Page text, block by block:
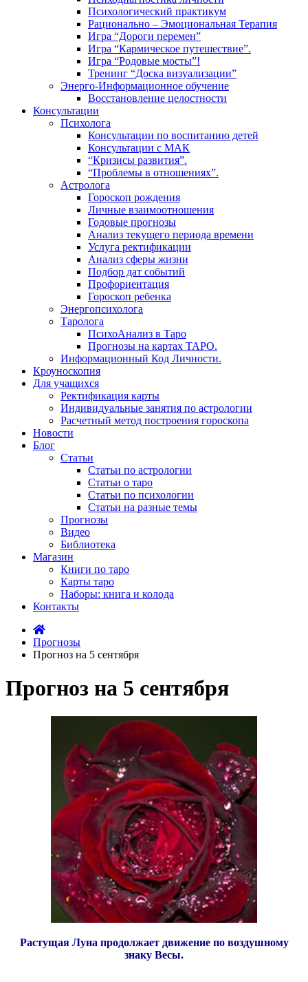
Психологический практикум
Рационально – Эмоциональная Терапия
Игра “Дороги перемен”
Игра “Кармическое путешествие”.
Игра “Родовые мосты”!
Тренинг “Доска визуализации”
Энерго-Информационное обучение
Восстановление целостности
Консультации
Психолога
Консультации по воспитанию детей
Консультации с МАК
“Кризисы развития”.
“Проблемы в отношениях”.
Астролога
Гороскоп рождения
Личные взаимоотношения
Годовые прогнозы
Анализ текущего периода времени
Услуга ректификации
Анализ сферы жизни
Подбор дат событий
Профориентация
Гороскоп ребенка
Энергопсихолога
Таролога
ПсихоАнализ в Таро
Прогнозы на картах ТАРО.
Информационный Код Личности.
Кроуноскопия
Для учащихся
Ректификация карты
Индивидуальные занятия по астрологии
Расчетный метод построения гороскопа
Новости
Блог
Статьи
Статьи по астрологии
Статьи о таро
Статьи по психологии
Статьи на разные темы
Прогнозы
Видео
Библиотека
Магазин
Книги по таро
Карты таро
Наборы: книга и колода
Контакты
Прогнозы
Прогноз на 5 сентября
Прогноз на 5 сентября
Растущая Луна продолжает движение по воздушному
знаку Весы.